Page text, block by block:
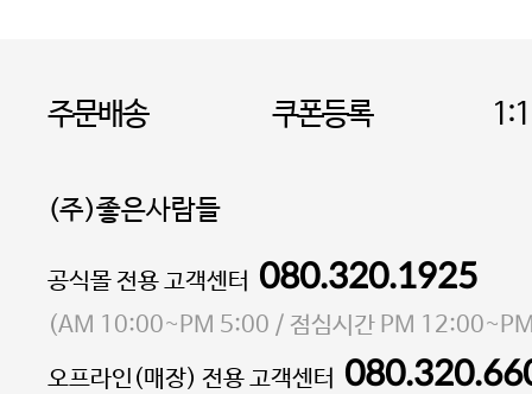
주문배송 쿠폰등록
(주)좋은사람들
대표 이성현,박영환| 개인정보관리책임자 김상현
소재지 서울특별시 마포구 마포대로4다길 41 마포
통신판매업 신고번호 2023-서울마포-3931호
공식몰 전용 고객센터 080.320.1925
(AM 10:00~PM 5:00 / 점심시간 PM
오프라인(매장) 전용 고객센터